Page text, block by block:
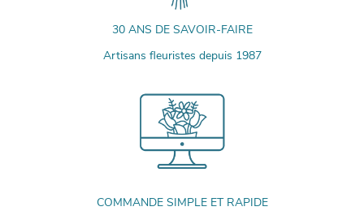
30 ANS DE SAVOIR-FAIRE
Artisans fleuristes depuis 1987
COMMANDE SIMPLE ET RAPIDE